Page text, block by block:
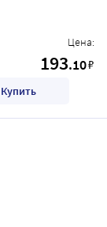
Цена:
193.10₽
Купить